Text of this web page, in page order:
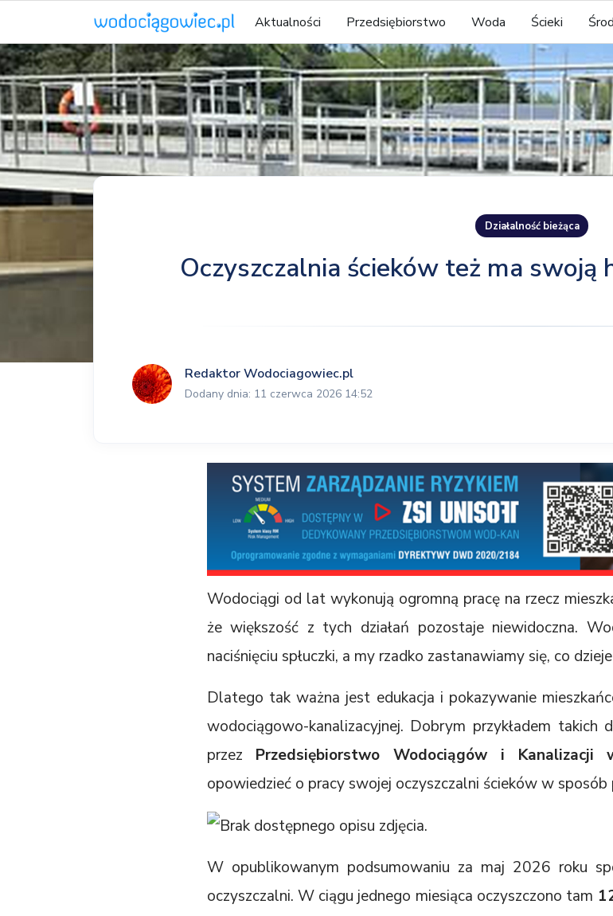
Aktualności Przedsiębiorstwo Woda Ścieki
Działalność bieżąca
Oczyszczalnia ścieków też ma
Redaktor Wodociagowiec.pl
Dodany dnia: 11 czerwca 2026 14:52
Wodociągi od lat wykonują ogromną pracę na rzecz
że większość z tych działań pozostaje niewidoczna.
naciśnięciu spłuczki, a my rzadko zastanawiamy się, co
Dlatego tak ważna jest edukacja i pokazywanie
wodociągowo-kanalizacyjnej. Dobrym przykładem takich
przez Przedsiębiorstwo Wodociągów i Kanalizacji
opowiedzieć o pracy swojej oczyszczalni ścieków w
W opublikowanym podsumowaniu za maj 2026 roku
oczyszczalni. W ciągu jednego miesiąca oczyszczono tam